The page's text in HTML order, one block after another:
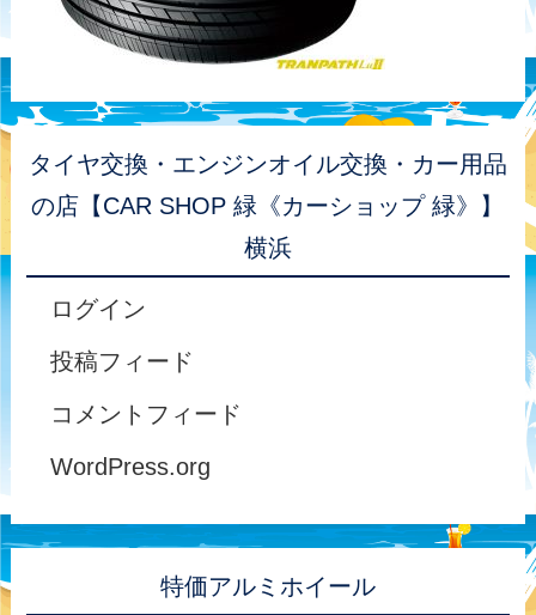
タイヤ交換・エンジンオイル交換・カー用品
の店【CAR SHOP 緑《カーショップ 緑》】
横浜
ログイン
投稿フィード
コメントフィード
WordPress.org
特価アルミホイール